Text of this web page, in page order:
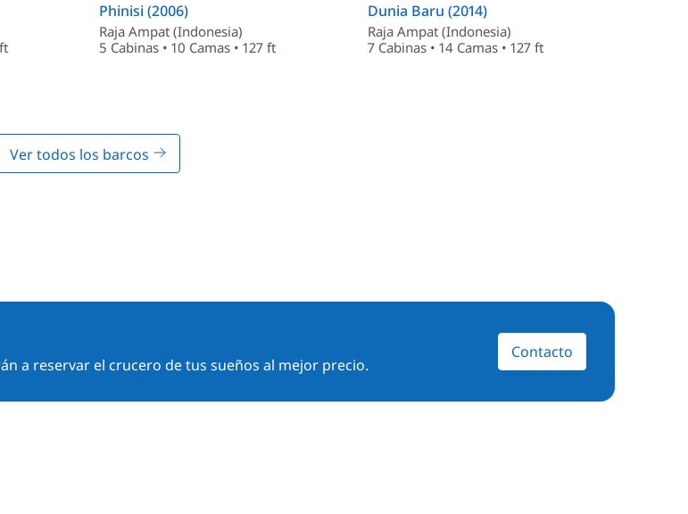
Phinisi (2006)
Raja Ampat (Indonesia)
5 Cabinas • 10 Camas • 127 ft
Dunia Baru (2014)
Raja Ampat (Indonesia)
7 Cabinas • 14 Camas • 127 ft
Ver todos los barcos
a reservar el crucero de tus sueños al mejor precio.
Contacto